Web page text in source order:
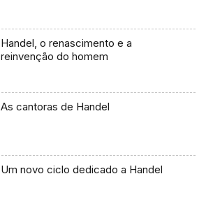
Handel, o renascimento e a
reinvenção do homem
As cantoras de Handel
Um novo ciclo dedicado a Handel